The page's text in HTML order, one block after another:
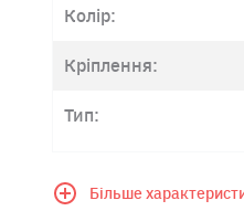
Колір:
Кріплення:
Тип:
Більше